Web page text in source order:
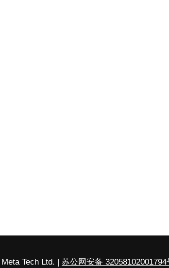
Tech Ltd. | 苏公网安备 32058102001794